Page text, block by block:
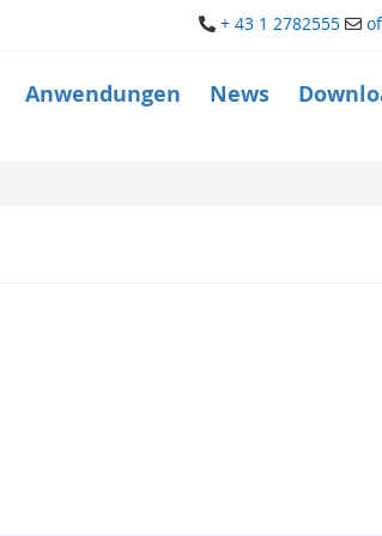
+ 43 1 2782555
Anwendungen News